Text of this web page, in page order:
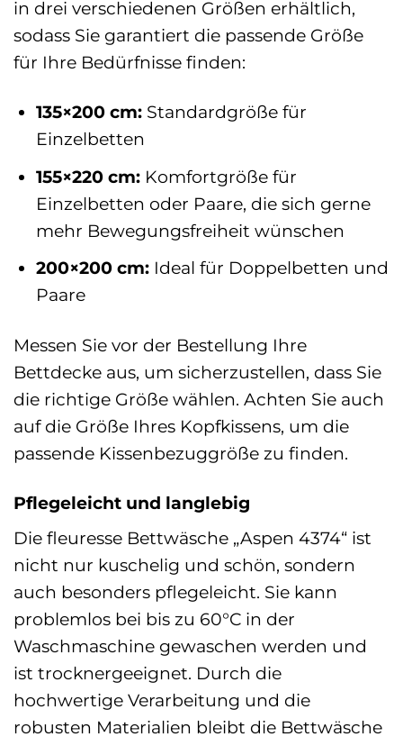
in drei verschiedenen Größen erhältlich,
sodass Sie garantiert die passende Größe
für Ihre Bedürfnisse finden:
135×200 cm: Standardgröße für
Einzelbetten
155×220 cm: Komfortgröße für
Einzelbetten oder Paare, die sich gerne
mehr Bewegungsfreiheit wünschen
200×200 cm: Ideal für Doppelbetten und
Paare
Messen Sie vor der Bestellung Ihre
Bettdecke aus, um sicherzustellen, dass Sie
die richtige Größe wählen. Achten Sie auch
auf die Größe Ihres Kopfkissens, um die
passende Kissenbezuggröße zu finden.
Pflegeleicht und langlebig
Die fleuresse Bettwäsche „Aspen 4374“ ist
nicht nur kuschelig und schön, sondern
auch besonders pflegeleicht. Sie kann
problemlos bei bis zu 60°C in der
Waschmaschine gewaschen werden und
ist trocknergeeignet. Durch die
hochwertige Verarbeitung und die
robusten Materialien bleibt die Bettwäsche